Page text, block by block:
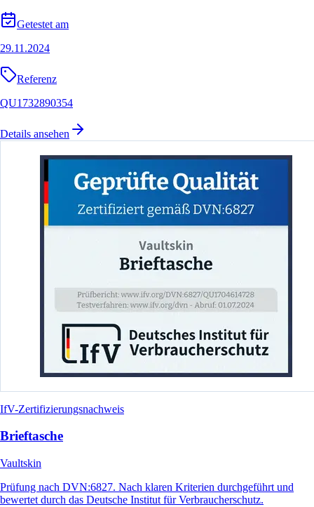
Getestet am
29.11.2024
Referenz
QU1732890354
Details ansehen
IfV-Zertifizierungsnachweis
Brieftasche
Vaultskin
Prüfung nach DVN:6827. Nach klaren Kriterien durchgeführt und
bewertet durch das Deutsche Institut für Verbraucherschutz.